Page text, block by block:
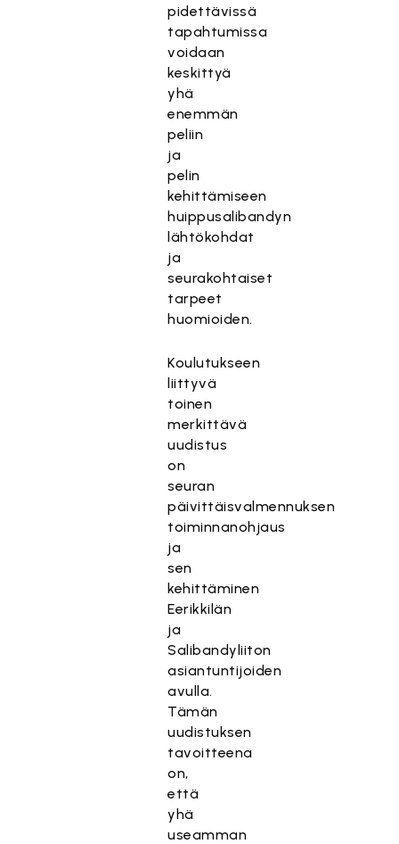
pidettävissä
tapahtumissa
voidaan
keskittyä
yhä
enemmän
peliin
ja
pelin
kehittämiseen
huippusalibandyn
lähtökohdat
ja
seurakohtaiset
tarpeet
huomioiden.
Koulutukseen
liittyvä
toinen
merkittävä
uudistus
on
seuran
päivittäisvalmennuksen
toiminnanohjaus
ja
sen
kehittäminen
Eerikkilän
ja
Salibandyliiton
asiantuntijoiden
avulla.
Tämän
uudistuksen
tavoitteena
on,
että
yhä
useamman